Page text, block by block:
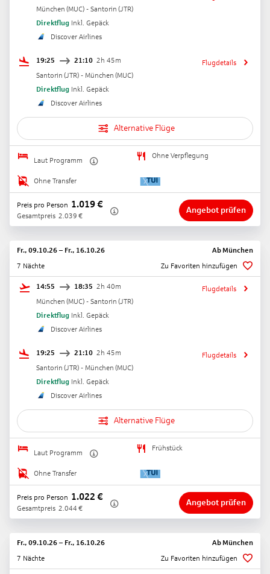
München (MUC) - Santorin (JTR)
Direktflug Inkl. Gepäck
Discover Airlines
19:25 21:10 2h 45m
Santorin (JTR) - München (MUC)
Direktflug Inkl. Gepäck
Discover Airlines
Flugdetails
Alternative Flüge
Laut Programm
Ohne Verpflegung
Ohne Transfer
Preis pro Person 1.019€
Gesamtpreis 2.039 €
Angebot prüfen
Fr., 09.10.26 – Fr., 16.10.26 Ab München
7 Nächte
Zu Favoriten hinzufügen
14:55 18:35 2h 40m
München (MUC) - Santorin (JTR)
Direktflug Inkl. Gepäck
Discover Airlines
Flugdetails
19:25 21:10 2h 45m
Santorin (JTR) - München (MUC)
Direktflug Inkl. Gepäck
Discover Airlines
Flugdetails
Alternative Flüge
Laut Programm
Frühstück
Ohne Transfer
Preis pro Person 1.022 €
Gesamtpreis 2.044 €
Angebot prüfen
Fr., 09.10.26 – Fr., 16.10.26 Ab München
7 Nächte
Zu Favoriten hinzufügen